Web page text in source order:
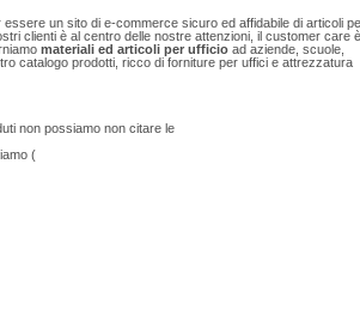
essere un sito di e-commerce sicuro ed affidabile di articoli
clienti è al centro delle nostre attenzioni, il customer care è
materiali ed articoli per ufficioad aziende, scuole,
catalogo prodotti, ricco di forniture per uffici e attrezzatura
non possiamo non citare le
(